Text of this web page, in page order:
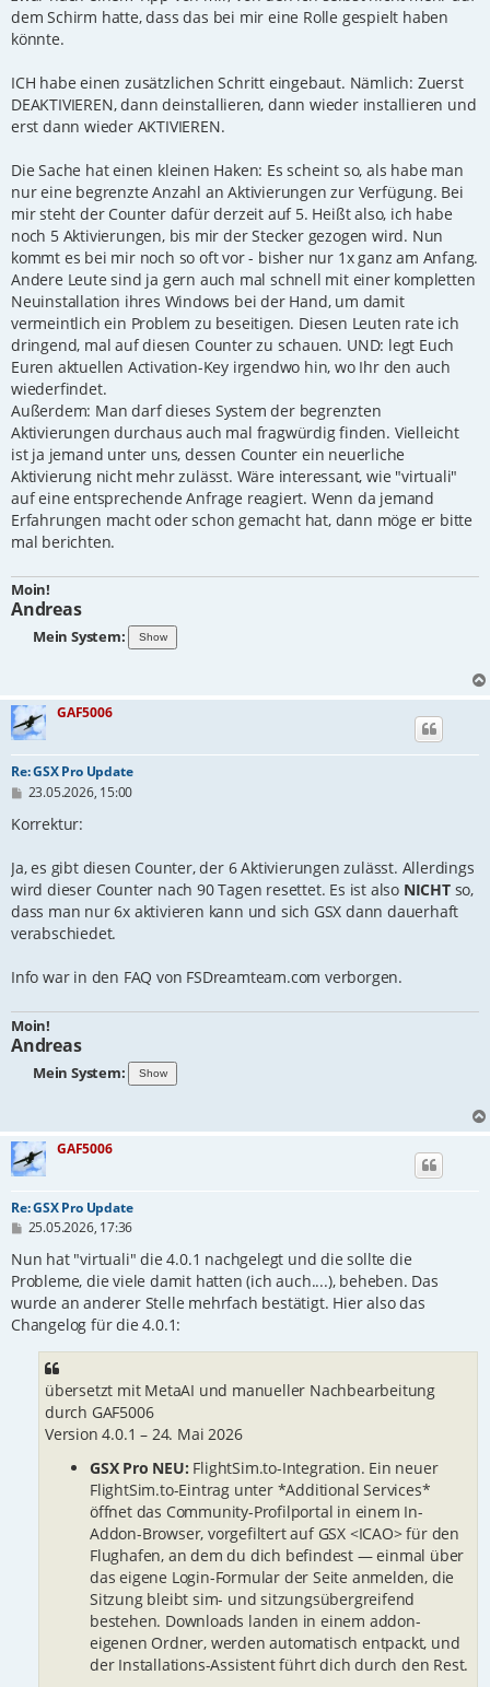
a
g
dem Schirm hatte, dass das bei mir eine Rolle gespielt haben
könnte.
ICH habe einen zusätzlichen Schritt eingebaut. Nämlich: Zuerst
DEAKTIVIEREN, dann deinstallieren, dann wieder installieren und
erst dann wieder AKTIVIEREN.
Die Sache hat einen kleinen Haken: Es scheint so, als habe man
nur eine begrenzte Anzahl an Aktivierungen zur Verfügung. Bei
mir steht der Counter dafür derzeit auf 5. Heißt also, ich habe
noch 5 Aktivierungen, bis mir der Stecker gezogen wird. Nun
kommt es bei mir noch so oft vor - bisher nur 1x ganz am Anfang.
Andere Leute sind ja gern auch mal schnell mit einer kompletten
Neuinstallation ihres Windows bei der Hand, um damit
vermeintlich ein Problem zu beseitigen. Diesen Leuten rate ich
dringend, mal auf diesen Counter zu schauen. UND: legt Euch
Euren aktuellen Activation-Key irgendwo hin, wo Ihr den auch
wiederfindet.
Außerdem: Man darf dieses System der begrenzten
Aktivierungen durchaus auch mal fragwürdig finden. Vielleicht
ist ja jemand unter uns, dessen Counter ein neuerliche
Aktivierung nicht mehr zulässt. Wäre interessant, wie "virtuali"
auf eine entsprechende Anfrage reagiert. Wenn da jemand
Erfahrungen macht oder schon gemacht hat, dann möge er bitte
mal berichten.
Moin!
Andreas
Mein System:
GAF5006
Re: GSX Pro Update
B
i
a
g
23.05.2026, 15:00
Korrektur:
Ja, es gibt diesen Counter, der 6 Aktivierungen zulässt. Allerdings
wird dieser Counter nach 90 Tagen resettet. Es ist also NICHTso,
dass man nur 6x aktivieren kann und sich GSX dann dauerhaft
verabschiedet.
Info war in den FAQ von FSDreamteam.com verborgen.
Moin!
Andreas
Mein System:
GAF5006
Re: GSX Pro Update
B
i
r
a
g
25.05.2026, 17:36
Nun hat "virtuali" die 4.0.1 nachgelegt und die sollte die
Probleme, die viele damit hatten (ich auch....), beheben. Das
wurde an anderer Stelle mehrfach bestätigt. Hier also das
Changelog für die 4.0.1:
übersetzt mit MetaAI und manueller Nachbearbeitung
durch GAF5006
Version 4.0.1 – 24. Mai 2026
GSX Pro NEU: FlightSim.to-Integration. Ein neuer
FlightSim.to-Eintrag unter *Additional Services*
öffnet das Community-Profilportal in einem In-
Addon-Browser, vorgefiltert auf GSX <ICAO> für den
Flughafen, an dem du dich befindest — einmal über
das eigene Login-Formular der Seite anmelden, die
Sitzung bleibt sim- und sitzungsübergreifend
bestehen. Downloads landen in einem addon-
eigenen Ordner, werden automatisch entpackt, und
der Installations-Assistent führt dich durch den Rest.